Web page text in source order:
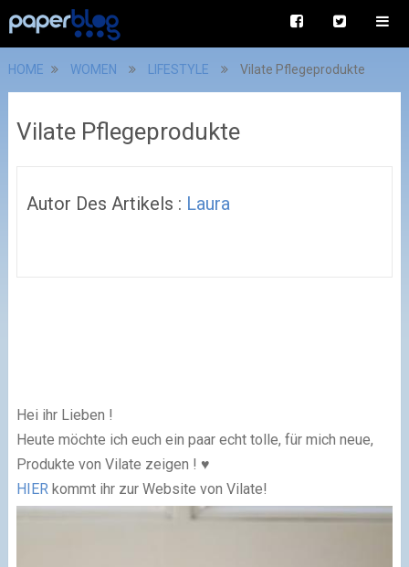
HOME WOMEN LIFESTYLE Vilate Pflegeprodukte
Vilate Pflegeprodukte
Autor Des Artikels : Laura
Hei ihr Lieben !
Heute möchte ich euch ein paar echt tolle, für mich neue,
Produkte von Vilate zeigen ! ♥
HIERkommt ihr zur Website von Vilate!